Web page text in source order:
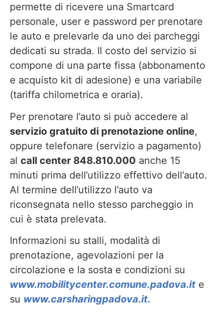
permette di ricevere una Smartcard
personale, user e password per prenotare
le auto e prelevarle da uno dei parcheggi
dedicati su strada. Il costo del servizio si
compone di una parte fissa (abbonamento
e acquisto kit di adesione) e una variabile
(tariffa chilometrica e oraria).
Per prenotare l’auto si può accedere al
servizio gratuito di prenotazione online,
oppure telefonare (servizio a pagamento)
al call center 848.810.000 anche 15
minuti prima dell’utilizzo effettivo dell’auto.
Al termine dell’utilizzo l’auto va
riconsegnata nello stesso parcheggio in
cui è stata prelevata.
Informazioni su stalli, modalità di
prenotazione, agevolazioni per la
circolazione e la sosta e condizioni su
www.mobilitycenter.comune.padova.it e
su www.carsharingpadova.it.